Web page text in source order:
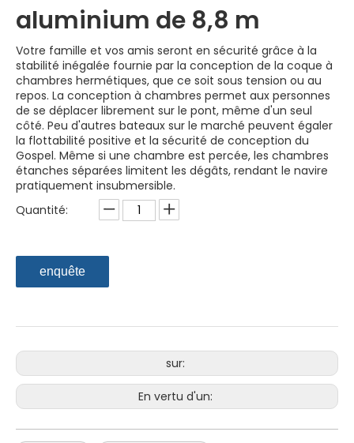
aluminium de 8,8 m
Votre famille et vos amis seront en sécurité grâce à la
stabilité inégalée fournie par la conception de la coque à
chambres hermétiques, que ce soit sous tension ou au
repos. La conception à chambres permet aux personnes
de se déplacer librement sur le pont, même d'un seul
côté. Peu d'autres bateaux sur le marché peuvent égaler
la flottabilité positive et la sécurité de conception du
Gospel. Même si une chambre est percée, les chambres
étanches séparées limitent les dégâts, rendant le navire
pratiquement insubmersible.
Quantité:
enquête
sur:
En vertu d'un: